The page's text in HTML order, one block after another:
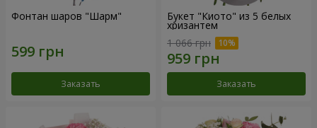
Фонтан шаров "Шарм"
Заказать
Букет "Киото" из 5 белых
хризантем
1 066 грн
Заказать